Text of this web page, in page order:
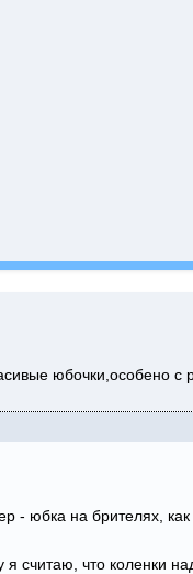
юбочки,особено
- юбка на брителях,
считаю, что коленки